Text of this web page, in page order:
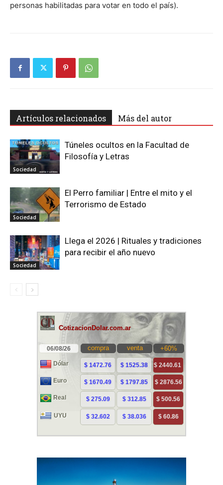
personas habilitadas para votar en todo el país).
Artículos relacionados Más del autor
Sociedad
Túneles ocultos en la Facultad de
Filosofía y Letras
Sociedad
El Perro familiar | Entre el mito y el
Terrorismo de Estado
Sociedad
Llega el 2026 | Rituales y tradiciones
para recibir el año nuevo